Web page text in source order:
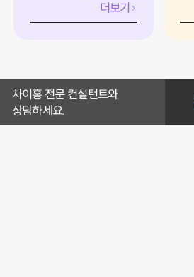
더보기
차이홍 전문 컨설턴트와
상담하세요.